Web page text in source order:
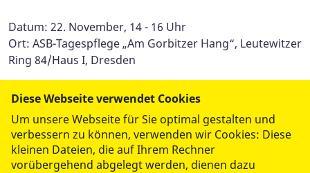
Datum: 22. November, 14 - 16 Uhr
Ort: ASB-Tagespflege „Am Gorbitzer Hang“, Leutewitzer
Ring 84/Haus I, Dresden
Weitere Infos und Beratung:
Tel. 0351/4182-159
Diese Webseite verwendet Cookies
Um unsere Webseite für Sie optimal gestalten und
verbessern zu können, verwenden wir Cookies: Diese
kleinen Dateien, die auf Ihrem Rechner
vorübergehend abgelegt werden, dienen dazu